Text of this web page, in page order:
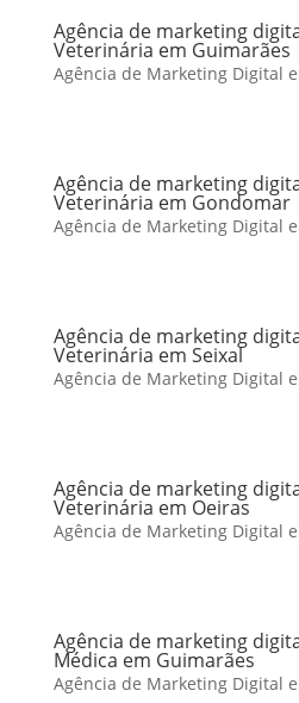
Agência de marketing
Veterinária em Guimarães
Agência de Marketing Digital
Agência de marketing
Veterinária em Gondomar
Agência de Marketing Digital
Agência de marketing
Veterinária em Seixal
Agência de Marketing Digital
Agência de marketing
Veterinária em Oeiras
Agência de Marketing Digital
Agência de marketing
Médica em Guimarães
Agência de Marketing Digital